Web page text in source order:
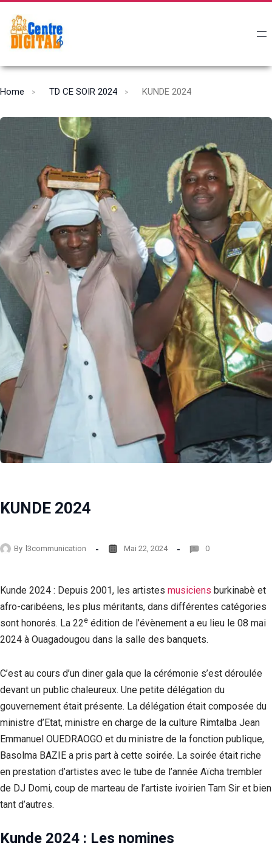
Home TD CE SOIR 2024 KUNDE 2024
KUNDE 2024
By l3communication Mai 22, 2024 0
Kunde 2024 : Depuis 2001, les artistes musiciens burkinabè et
afro-caribéens, les plus méritants, dans différentes catégories
sont honorés. La 22e édition de l’évènement a eu lieu le 08 mai
2024 à Ouagadougou dans la salle des banquets.
C’est au cours d’un diner gala que la cérémonie s’est déroulée
devant un public chaleureux. Une petite délégation du
gouvernement était présente. La délégation était composée du
ministre d’Etat, ministre en charge de la culture Rimtalba Jean
Emmanuel OUEDRAOGO et du ministre de la fonction publique,
Basolma BAZIE a pris part à cette soirée. La soirée était riche
en prestation d’artistes avec le tube de l’année Aïcha trembler
de DJ Domi, coup de marteau de l’artiste ivoirien Tam Sir et bien
tant d’autres.
Kunde 2024 : Les nomines